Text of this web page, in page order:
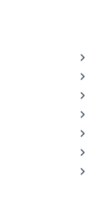
chevron_right
chevron_right
chevron_right
chevron_right
chevron_right
chevron_right
chevron_right